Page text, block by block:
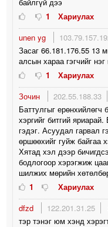
1
Хариулах
unen yg
Засаг 66.181.176.55 13
алсын хараа гэгчийг
1
Хариулах
Зочин
202.55.188.33
Баттулгыг
хэргийг битгий
гэдэг. Асуудал гарвал
өршөөхийг гуйж
Хятад хэл дээр
бодлогоор хэрэгжиж
шилжих мөрийн
1
Хариулах
dfzd
122.201.31.25
тэр тэнэг юм хэнд